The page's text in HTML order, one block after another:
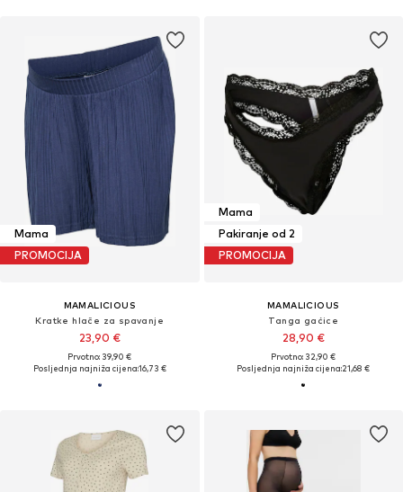
Mama
PROMOCIJA
MAMALICIOUS
Kratke hlače za spavanje
23,90 €
Prvotno: 39,90 €
Posljednja najniža cijena:16,73 €
Mama
Pakiranje od 2
PROMOCIJA
MAMALICIOUS
Tanga gaćice
28,90 €
Prvotno: 32,90 €
Posljednja najniža cijena:21,68 €